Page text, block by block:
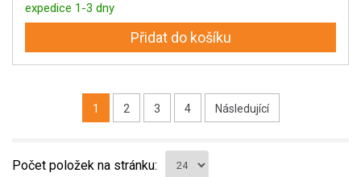
expedice 1-3 dny
Přidat do košíku
1 2 3 4 Následující
Počet položek na stránku: